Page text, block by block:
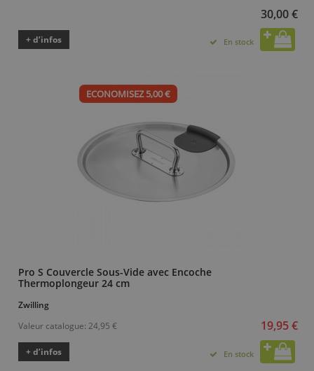
30,00 €
+ d’infos En stock
ECONOMISEZ 5,00 €
Pro S Couvercle Sous-Vide avec Encoche
Thermoplongeur 24 cm
Zwilling
Valeur catalogue: 24,95 € 19,95 €
+ d’infos En stock